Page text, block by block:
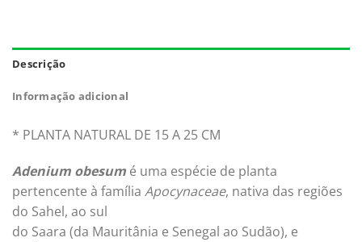
Descrição
Informação adicional
* PLANTA NATURAL DE 15 A 25 CM
Adenium obesum é uma espécie de planta
pertencente à família Apocynaceae, nativa das regiões
do Sahel, ao sul
do Saara (da Mauritânia e Senegal ao Sudão), e